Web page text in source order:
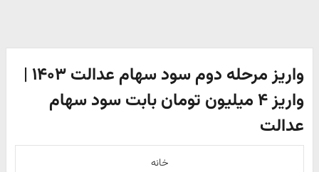
واریز مرحله دوم سود سهام عدالت ۱۴۰۳ |
واریز ۴ میلیون تومان بابت سود سهام
عدالت
خانه